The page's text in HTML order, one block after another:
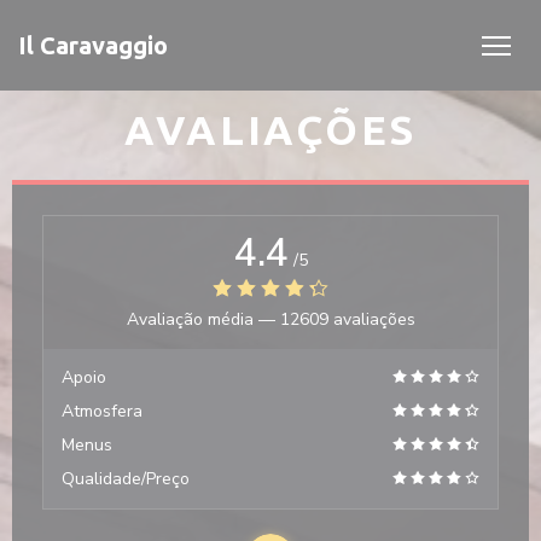
Il Caravaggio
AVALIAÇÕES
4.4 /5
Avaliação média — 12609 avaliações
Apoio
Atmosfera
Menus
Qualidade/Preço